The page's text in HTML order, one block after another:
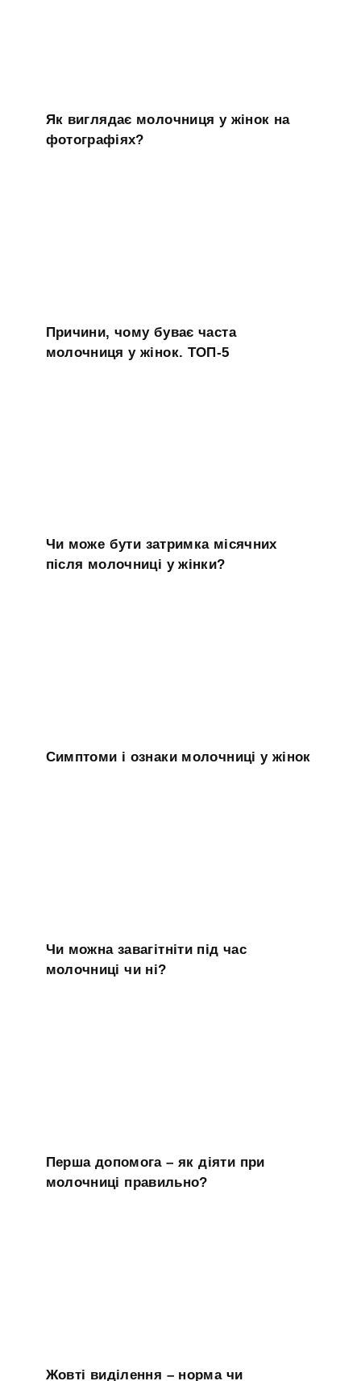
Як виглядає молочниця у жінок на
фотографіях?
Причини, чому буває часта
молочниця у жінок. ТОП-5
Чи може бути затримка місячних
після молочниці у жінки?
Симптоми і ознаки молочниці у жінок
Чи можна завагітніти під час
молочниці чи ні?
Перша допомога – як діяти при
молочниці правильно?
Жовті виділення – норма чи